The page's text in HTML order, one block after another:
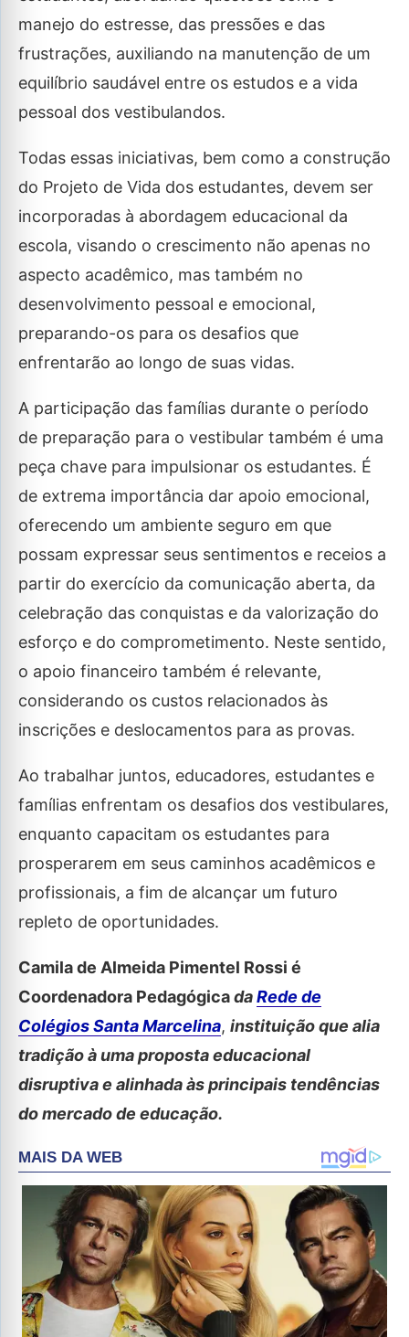
manejo do estresse, das pressões e das
frustrações, auxiliando na manutenção de um
equilíbrio saudável entre os estudos e a vida
pessoal dos vestibulandos.
Todas essas iniciativas, bem como a construção
do Projeto de Vida dos estudantes, devem ser
incorporadas à abordagem educacional da
escola, visando o crescimento não apenas no
aspecto acadêmico, mas também no
desenvolvimento pessoal e emocional,
preparando-os para os desafios que
enfrentarão ao longo de suas vidas.
A participação das famílias durante o período
de preparação para o vestibular também é uma
peça chave para impulsionar os estudantes. É
de extrema importância dar apoio emocional,
oferecendo um ambiente seguro em que
possam expressar seus sentimentos e receios a
partir do exercício da comunicação aberta, da
celebração das conquistas e da valorização do
esforço e do comprometimento. Neste sentido,
o apoio financeiro também é relevante,
considerando os custos relacionados às
inscrições e deslocamentos para as provas.
Ao trabalhar juntos, educadores, estudantes e
famílias enfrentam os desafios dos vestibulares,
enquanto capacitam os estudantes para
prosperarem em seus caminhos acadêmicos e
profissionais, a fim de alcançar um futuro
repleto de oportunidades.
Camila de Almeida Pimentel Rossi é
Coordenadora PedagógicadaRede de
Colégios Santa Marcelina, instituição que alia
tradição à uma proposta educacional
disruptiva e alinhada às principais tendências
do mercado de educação.